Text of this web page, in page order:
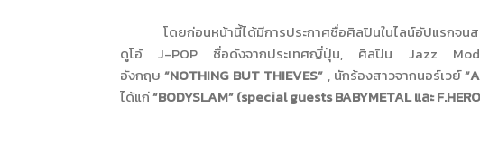
โดยก่อนหน้านี้ได้มีการประกาศชื่อศิลปินในไลน์อัปแรกจน
ดูโอ้J-POP ชื่อดังจากประเทศญี่ปุ่น, ศิลปิน Jazz
อังกฤษ“NOTHING BUT THIEVES” , นักร้องสาวจากนอร์เวย์
ได้แก่“BODYSLAM” (special guests BABYMETALและ